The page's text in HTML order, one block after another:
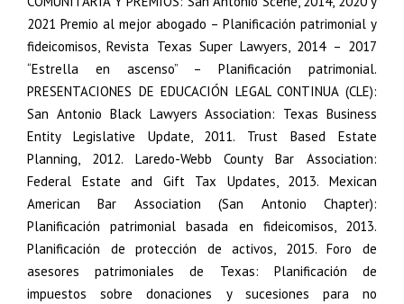
2021 Premio al mejor abogado – Planificación patrimonial y
fideicomisos, Revista Texas Super Lawyers, 2014 – 2017
“Estrella en ascenso” – Planificación patrimonial.
PRESENTACIONES DE EDUCACIÓN LEGAL CONTINUA (CLE):
San Antonio Black Lawyers Association: Texas Business
Entity Legislative Update, 2011. Trust Based Estate
Planning, 2012. Laredo-Webb County Bar Association:
Federal Estate and Gift Tax Updates, 2013. Mexican
American Bar Association (San Antonio Chapter):
Planificación patrimonial basada en fideicomisos, 2013.
Planificación de protección de activos, 2015. Foro de
asesores patrimoniales de Texas: Planificación de
impuestos sobre donaciones y sucesiones para no